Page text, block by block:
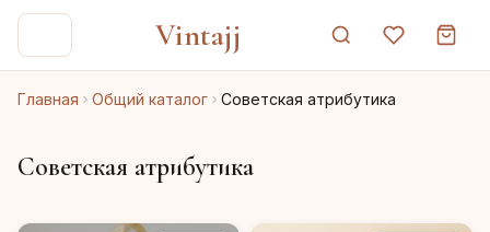
Vintajj
Главная Общий каталог Советская атрибутика
Советская атрибутика